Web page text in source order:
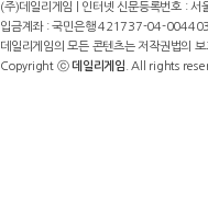
(주)데일리게임 | 인터넷 신문등록번호 :
입금계좌 : 국민은행 421737-04-
데일리게임의 모든 콘텐츠는 저작권법의
Copyright ⓒ데일리게임 . All rights